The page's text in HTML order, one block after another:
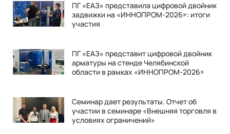
ПГ «ЕАЗ» представила цифровой двойник
задвижки на «ИННОПРОМ-2026»: итоги
участия
ПГ «ЕАЗ» представит цифровой двойник
арматуры на стенде Челябинской
области в рамках «ИННОПРОМ-2026»
Семинар дает результаты. Отчет об
участии в семинаре «Внешняя торговля в
условиях ограничений»